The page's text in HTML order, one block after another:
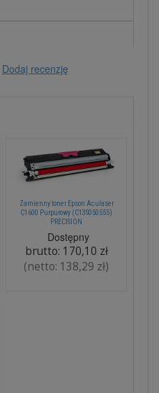
Dodaj recenzję
Zamienny toner Epson Aculaser
C1600 Purpurowy (C13S050555)
PRECISION
Dostępny
brutto: 170,10 zł
(netto: 138,29 zł)